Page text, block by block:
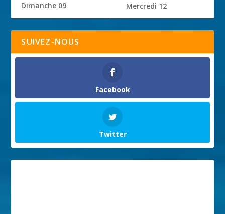
Dimanche 09 Mercredi 12
SUIVEZ-NOUS
Facebook
Twitter